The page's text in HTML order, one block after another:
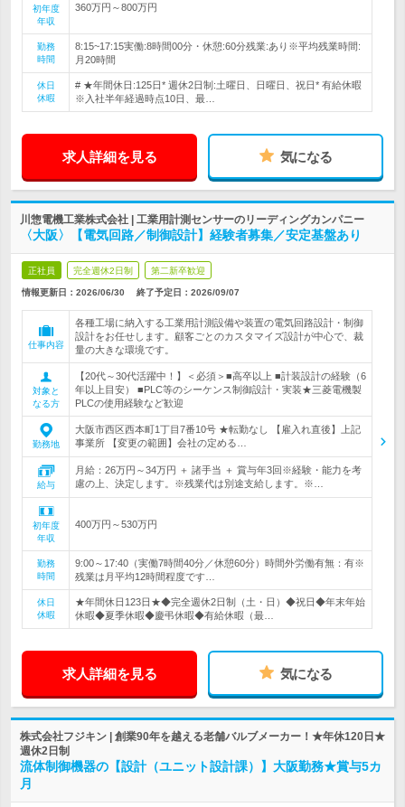
初年度
年収
360万円～800万円
勤務
時間
8:15~17:15実働:8時間00分・休憩:60分残業:あり※平均残業時間:
月20時間
休日
休暇
# ★年間休日:125日* 週休2日制:土曜日、日曜日、祝日* 有給休暇
※入社半年経過時点10日、最…
求人詳細を見る 気になる
川惣電機工業株式会社 | 工業用計測センサーのリーディングカンパニー
〈大阪〉【電気回路／制御設計】経験者募集／安定基盤あり
正社員 完全週休2日制 第二新卒歓迎
情報更新日：2026/06/30 終了予定日： 2026/09/07
仕事内容
各種工場に納入する工業用計測設備や装置の電気回路設計・制御
設計をお任せします。顧客ごとのカスタマイズ設計が中心で、裁
量の大きな環境です。
対象と
なる方
【20代～30代活躍中！】＜必須＞■高卒以上 ■計装設計の経験（6
年以上目安） ■PLC等のシーケンス制御設計・実装★三菱電機製
PLCの使用経験など歓迎
勤務地
大阪市西区西本町1丁目7番10号 ★転勤なし 【雇入れ直後】上記
事業所 【変更の範囲】会社の定める…
給与
月給：26万円～34万円 ＋ 諸手当 ＋ 賞与年3回※経験・能力を考
慮の上、決定します。※残業代は別途支給します。※…
初年度
年収
400万円～530万円
勤務
時間
9:00～17:40（実働7時間40分／休憩60分）時間外労働有無：有※
残業は月平均12時間程度です…
休日
休暇
★年間休日123日★◆完全週休2日制（土・日）◆祝日◆年末年始
休暇◆夏季休暇◆慶弔休暇◆有給休暇（最…
求人詳細を見る 気になる
株式会社フジキン | 創業90年を越える老舗バルブメーカー！★年休120日★
週休2日制
流体制御機器の【設計（ユニット設計課）】大阪勤務★賞与5カ
月